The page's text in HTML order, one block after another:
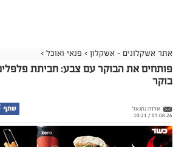
אתר אשקלונים - אשקלון > פנאי ואוכל >
פותחים את הבוקר עם צבע: חביתת
בוקר
אלדה נתנאל
07.08.26 / 10:21